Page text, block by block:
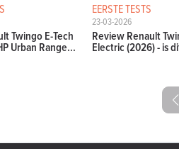
Twingo E-Tech
Urban Range...
EERSTE TESTS
23-03-2026
Review Renault
Electric (2026) - is